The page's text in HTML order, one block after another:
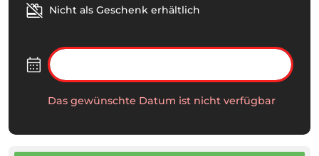
Nicht als Geschenk erhältlich
Das gewünschte Datum ist nicht verfügbar